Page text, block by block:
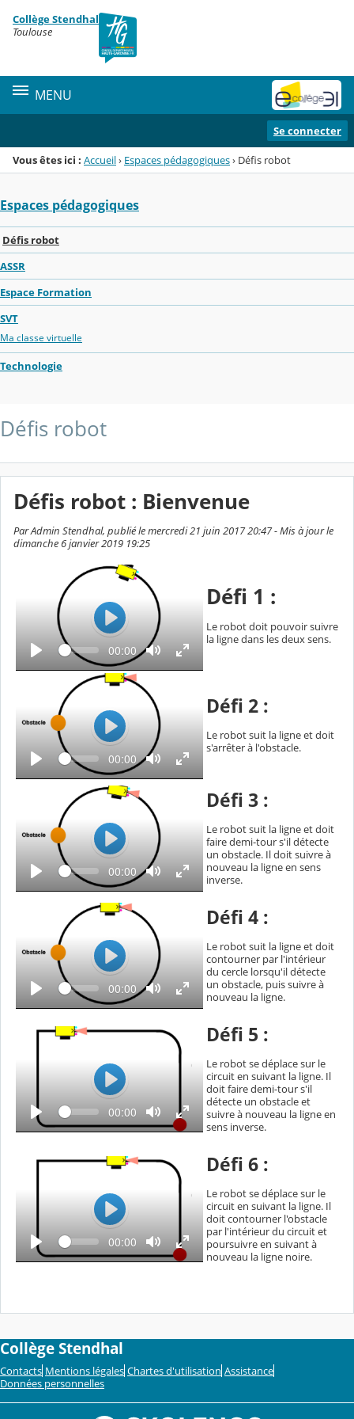
Menu de la rubrique
Contenu
Collège Stendhal
Toulouse
MENU
Se connecter
Vous êtes ici : Accueil› Espaces pédagogiques› Défis robot
Espaces pédagogiques
Défis robot
ASSR
Espace Formation
SVT
Ma classe virtuelle
Technologie
Défis robot
Défis robot : Bienvenue
Par Admin Stendhal, publié le mercredi 21 juin 2017 20:47 - Mis à jour le
dimanche 6 janvier 2019 19:25
L
e
c
t
r
e
e
c
u
T
e
m
p
c
o
u
l
é
00:00
Défi 1 :
Le robot doit pouvoir suivre
la ligne dans les deux sens.
L
e
c
t
r
e
e
c
u
T
e
m
p
s
c
o
u
l
é
00:00
Défi 2 :
Le robot suit la ligne et doit
s'arrêter à l'obstacle.
L
e
c
t
r
e
e
c
u
r
T
e
m
p
s
c
o
u
l
é
00:00
Défi 3 :
Le robot suit la ligne et doit
faire demi-tour s'il détecte
un obstacle. Il doit suivre à
nouveau la ligne en sens
inverse.
L
e
c
e
e
c
u
r
T
e
m
s
o
u
l
é
00:00
Défi 4 :
Le robot suit la ligne et doit
contourner par l'intérieur
du cercle lorsqu'il détecte
un obstacle, puis suivre à
nouveau la ligne.
L
e
c
u
e
e
c
r
T
e
m
s
é
u
l
é
00:00
Défi 5 :
Le robot se déplace sur le
circuit en suivant la ligne. Il
doit faire demi-tour s'il
détecte un obstacle et
suivre à nouveau la ligne en
sens inverse.
L
e
c
r
e
c
T
e
m
o
l
é
00:00
Défi 6 :
Le robot se déplace sur le
circuit en suivant la ligne. Il
doit contourner l'obstacle
par l'intérieur du circuit et
poursuivre en suivant à
nouveau la ligne noire.
Collège Stendhal
Contacts Mentions légales Chartes d'utilisation Assistance
Données personnelles